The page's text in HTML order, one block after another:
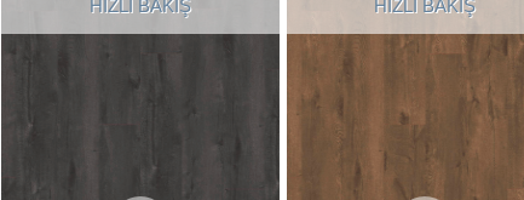
HIZLI BAKIŞ HIZLI BAKIŞ